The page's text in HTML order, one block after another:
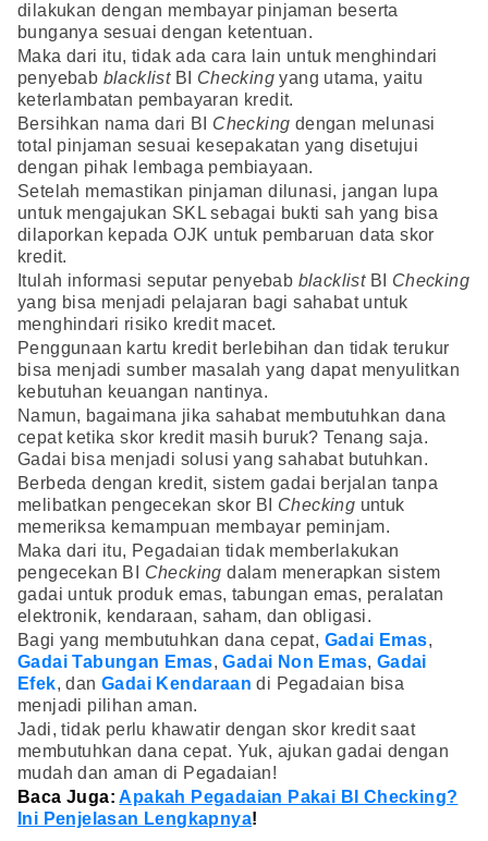
dilakukan dengan membayar pinjaman beserta
bunganya sesuai dengan ketentuan.
Maka dari itu, tidak ada cara lain untuk menghindari
penyebab blacklistBI Checking yang utama, yaitu
keterlambatan pembayaran kredit.
Bersihkan nama dari BI Checking dengan melunasi
total pinjaman sesuai kesepakatan yang disetujui
dengan pihak lembaga pembiayaan.
Setelah memastikan pinjaman dilunasi, jangan lupa
untuk mengajukan SKL sebagai bukti sah yang bisa
dilaporkan kepada OJK untuk pembaruan data skor
kredit.
Itulah informasi seputar penyebab blacklistBI Checking
yang bisa menjadi pelajaran bagi sahabat untuk
menghindari risiko kredit macet.
Penggunaan kartu kredit berlebihan dan tidak terukur
bisa menjadi sumber masalah yang dapat menyulitkan
kebutuhan keuangan nantinya.
Namun, bagaimana jika sahabat membutuhkan dana
cepat ketika skor kredit masih buruk? Tenang saja.
Gadai bisa menjadi solusi yang sahabat butuhkan.
Berbeda dengan kredit, sistem gadai berjalan tanpa
melibatkan pengecekan skor BI Checking untuk
memeriksa kemampuan membayar peminjam.
Maka dari itu, Pegadaian tidak memberlakukan
pengecekan BI Checking dalam menerapkan sistem
gadai untuk produk emas, tabungan emas, peralatan
elektronik, kendaraan, saham, dan obligasi.
Bagi yang membutuhkan dana cepat, Gadai Emas,
Gadai Tabungan Emas,Gadai Non Emas, Gadai
Efek, danGadai Kendaraan di Pegadaian bisa
menjadi pilihan aman.
Jadi, tidak perlu khawatir dengan skor kredit saat
membutuhkan dana cepat. Yuk, ajukan gadai dengan
mudah dan aman di Pegadaian!
Baca Juga:Apakah Pegadaian Pakai BI Checking?
Ini Penjelasan Lengkapnya!